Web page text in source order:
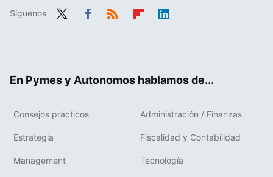
Síguenos
En Pymes y Autonomos hablamos de...
Consejos prácticos Administración / Finanzas
Estrategia Fiscalidad y Contabilidad
Management Tecnología